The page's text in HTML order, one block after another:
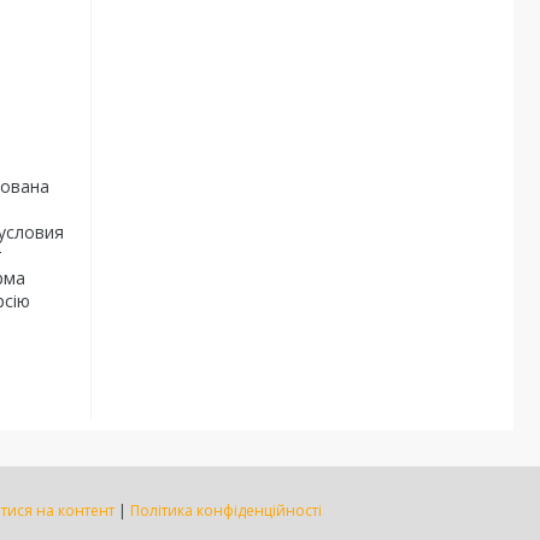
на контент | Політика конфіденційності